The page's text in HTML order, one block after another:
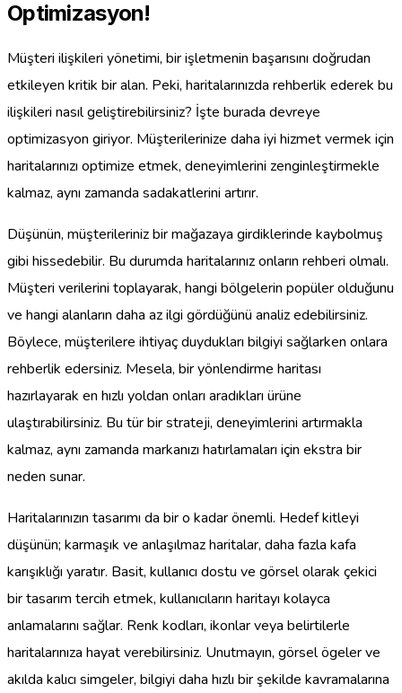
Optimizasyon!
Müşteri ilişkileri yönetimi, bir işletmenin başarısını doğrudan
etkileyen kritik bir alan. Peki, haritalarınızda rehberlik ederek bu
ilişkileri nasıl geliştirebilirsiniz? İşte burada devreye
optimizasyon giriyor. Müşterilerinize daha iyi hizmet vermek için
haritalarınızı optimize etmek, deneyimlerini zenginleştirmekle
kalmaz, aynı zamanda sadakatlerini artırır.
Düşünün, müşterileriniz bir mağazaya girdiklerinde kaybolmuş
gibi hissedebilir. Bu durumda haritalarınız onların rehberi olmalı.
Müşteri verilerini toplayarak, hangi bölgelerin popüler olduğunu
ve hangi alanların daha az ilgi gördüğünü analiz edebilirsiniz.
Böylece, müşterilere ihtiyaç duydukları bilgiyi sağlarken onlara
rehberlik edersiniz. Mesela, bir yönlendirme haritası
hazırlayarak en hızlı yoldan onları aradıkları ürüne
ulaştırabilirsiniz. Bu tür bir strateji, deneyimlerini artırmakla
kalmaz, aynı zamanda markanızı hatırlamaları için ekstra bir
neden sunar.
Haritalarınızın tasarımı da bir o kadar önemli. Hedef kitleyi
düşünün; karmaşık ve anlaşılmaz haritalar, daha fazla kafa
karışıklığı yaratır. Basit, kullanıcı dostu ve görsel olarak çekici
bir tasarım tercih etmek, kullanıcıların haritayı kolayca
anlamalarını sağlar. Renk kodları, ikonlar veya belirtilerle
haritalarınıza hayat verebilirsiniz. Unutmayın, görsel ögeler ve
akılda kalıcı simgeler, bilgiyi daha hızlı bir şekilde kavramalarına